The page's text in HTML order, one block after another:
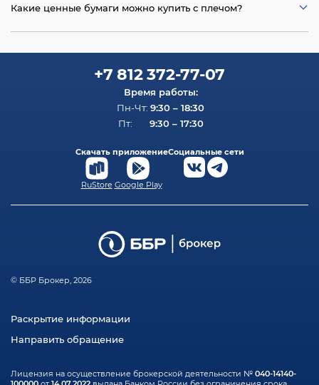
Какие ценные бумаги можно купить с плечом?
плечом, всегда можно посмотреть в личном кабинете
или в торговом терминале Quik.
+7 812 372-77-07
Время работы:
Пн-Чт: 9:30 – 18:30
Пт: 9:30 – 17:30
Скачать приложение
RuStore Google Play
Социальные сети
© ББР Брокер, 2026
Лицензия на осуществление брокерской деятельности № 040-14140-
Раскрытие информации
Направить обращение